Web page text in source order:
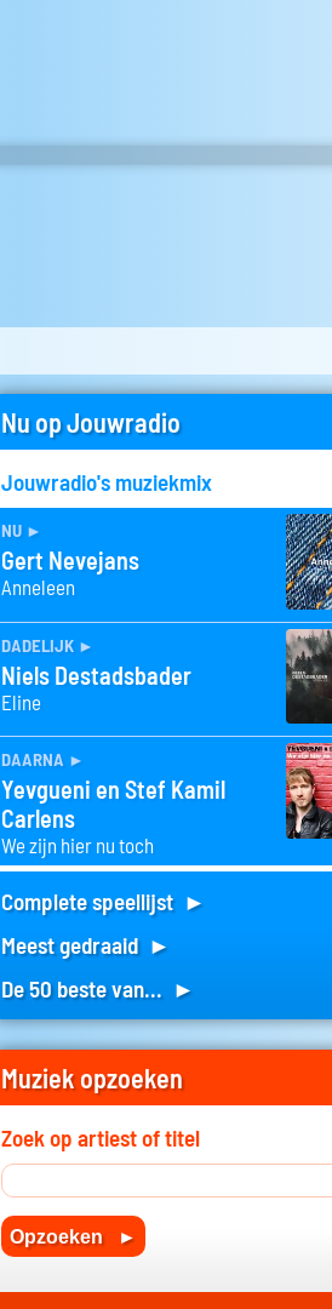
Nu op Jouwradio
Jouwradio's muziekmix
nu ►
Gert Nevejans
Anneleen
dadelijk ►
Niels Destadsbader
Eline
daarna ►
Yevgueni en Stef Kamil
Carlens
We zijn hier nu toch
Complete speellijst ►
Meest gedraaid ►
De 50 beste van... ►
Muziek opzoeken
Zoek op artiest of titel